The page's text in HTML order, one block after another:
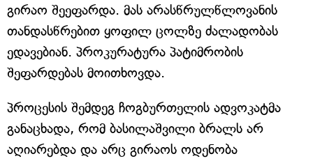
გირაო შეეფარდა. მას არასწრულწლოვანის
თანდასწრებით ყოფილ ცოლზე ძალადობას
ედავებიან. პროკურატურა პატიმრობის
შეფარდებას მოითხოვდა.
პროცესის შემდეგ ჩოგბურთელის ადვოკატმა
განაცხადა, რომ ბასილაშვილი ბრალს არ
აღიარებდა და არც გირაოს ოდენობა